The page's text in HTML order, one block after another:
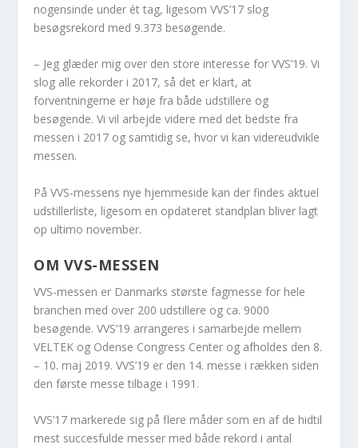
nogensinde under ét tag, ligesom VVS’17 slog
besøgsrekord med 9.373 besøgende.
– Jeg glæder mig over den store interesse for VVS’19. Vi
slog alle rekorder i 2017, så det er klart, at
forventningerne er høje fra både udstillere og
besøgende. Vi vil arbejde videre med det bedste fra
messen i 2017 og samtidig se, hvor vi kan videreudvikle
messen.
På VVS-messens nye hjemmeside kan der findes aktuel
udstillerliste, ligesom en opdateret standplan bliver lagt
op ultimo november.
OM VVS-MESSEN
VVS-messen er Danmarks største fagmesse for hele
branchen med over 200 udstillere og ca. 9000
besøgende. VVS’19 arrangeres i samarbejde mellem
VELTEK og Odense Congress Center og afholdes den 8.
– 10. maj 2019. VVS’19 er den 14. messe i rækken siden
den første messe tilbage i 1991.
VVS’17 markerede sig på flere måder som en af de hidtil
mest succesfulde messer med både rekord i antal